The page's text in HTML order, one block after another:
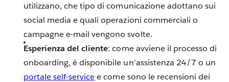
utilizzano, che tipo di comunicazione adottano sui
social media e quali operazioni commerciali o
campagne e-mail vengono svolte.
Esperienza del cliente: come avviene il processo di
onboarding, è disponibile un’assistenza 24/7 o un
portale self-servicee come sono le recensioni dei